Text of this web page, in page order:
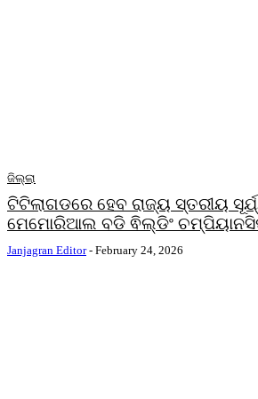
ଜିଲ୍ଲା
ଟିଟିଲାଗଡରେ ହେବ ରାଜ୍ୟ ସ୍ତରୀୟ
ମେମୋରିଆଲ ବଡି ଵିଲ୍ଡିଂ
Janjagran Editor - February 24, 2026